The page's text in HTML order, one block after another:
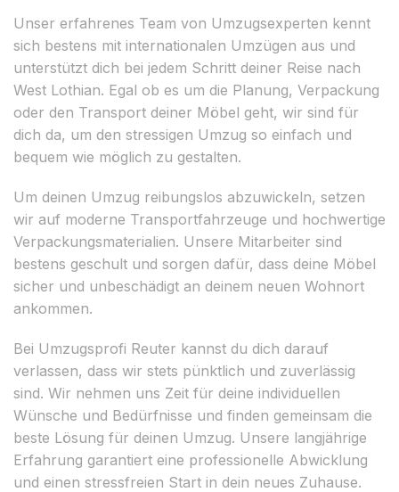
Unser erfahrenes Team von Umzugsexperten kennt
sich bestens mit internationalen Umzügen aus und
unterstützt dich bei jedem Schritt deiner Reise nach
West Lothian. Egal ob es um die Planung, Verpackung
oder den Transport deiner Möbel geht, wir sind für
dich da, um den stressigen Umzug so einfach und
bequem wie möglich zu gestalten.
Um deinen Umzug reibungslos abzuwickeln, setzen
wir auf moderne Transportfahrzeuge und hochwertige
Verpackungsmaterialien. Unsere Mitarbeiter sind
bestens geschult und sorgen dafür, dass deine Möbel
sicher und unbeschädigt an deinem neuen Wohnort
ankommen.
Bei Umzugsprofi Reuter kannst du dich darauf
verlassen, dass wir stets pünktlich und zuverlässig
sind. Wir nehmen uns Zeit für deine individuellen
Wünsche und Bedürfnisse und finden gemeinsam die
beste Lösung für deinen Umzug. Unsere langjährige
Erfahrung garantiert eine professionelle Abwicklung
und einen stressfreien Start in dein neues Zuhause.